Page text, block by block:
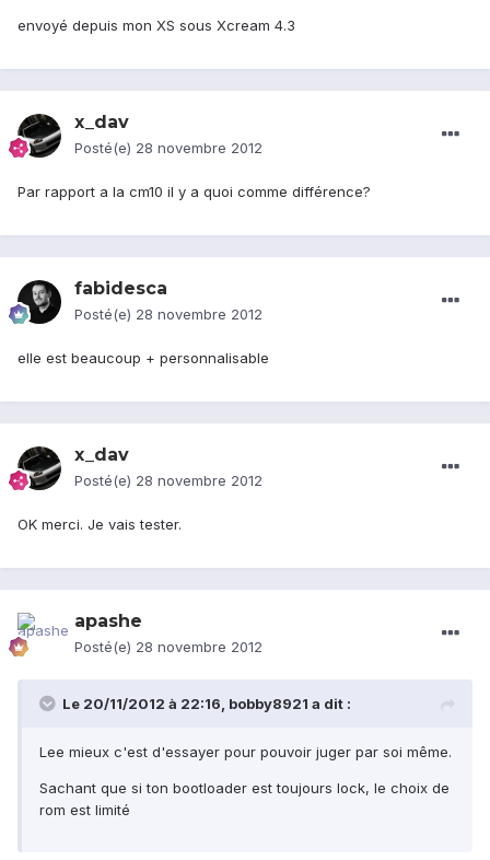
envoyé depuis mon XS sous Xcream 4.3
x_dav
Posté(e) 28 novembre 2012
Par rapport a la cm10 il y a quoi comme différence?
fabidesca
Posté(e) 28 novembre 2012
elle est beaucoup + personnalisable
x_dav
Posté(e) 28 novembre 2012
OK merci. Je vais tester.
apashe
Posté(e) 28 novembre 2012
Le 20/11/2012 à 22:16, bobby8921 a dit :
Lee mieux c'est d'essayer pour pouvoir juger par soi même.
Sachant que si ton bootloader est toujours lock, le choix de
rom est limité